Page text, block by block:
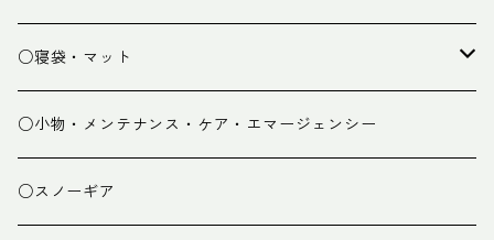
パンツ
グローブ
スパッツ・ゲイター
○寝袋・マット
寝袋
マット
○小物・メンテナンス・ケア・エマージェンシー
○スノーギア